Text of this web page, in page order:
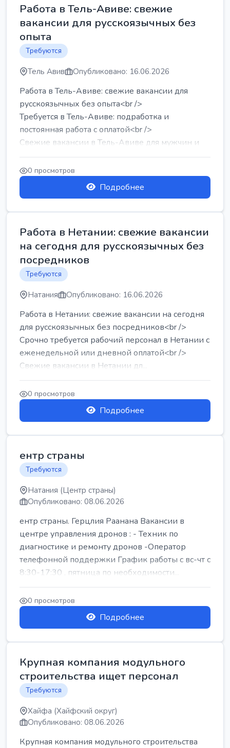
Работа в Тель-Авиве: свежие
вакансии для русскоязычных без
опыта
Требуются
Тель Авив Опубликовано: 16.06.2026
Работа в Тель-Авиве: свежие вакансии для
русскоязычных без опыта<br />
Требуется в Тель-Авиве: подработка и
постоянная работа с оплатой<br />
Свежие вакансии в Тель-Авиве для мужчин и
женщин от хозя...
0 просмотров
Подробнее
Работа в Нетании: свежие вакансии
на сегодня для русскоязычных без
посредников
Требуются
Натания Опубликовано: 16.06.2026
Работа в Нетании: свежие вакансии на сегодня
для русскоязычных без посредников<br />
Срочно требуется рабочий персонал в Нетании с
еженедельной или дневной оплатой<br />
Свежие вакансии в Нетании дл...
0 просмотров
Подробнее
ентр страны
Требуются
Натания (Центр страны)
Опубликовано: 08.06.2026
ентр страны. Герцлия Раанана Вакансии в
центре управления дронов : - Техник по
диагностике и ремонту дронов -Оператор
телефонной поддержки График работы с вс-чт с
8:30-17:30 , пятница по необходимости...
0 просмотров
Подробнее
Крупная компания модульного
строительства ищет персонал
Требуются
Хайфа (Хайфский округ)
Опубликовано: 08.06.2026
Крупная компания модульного строительства